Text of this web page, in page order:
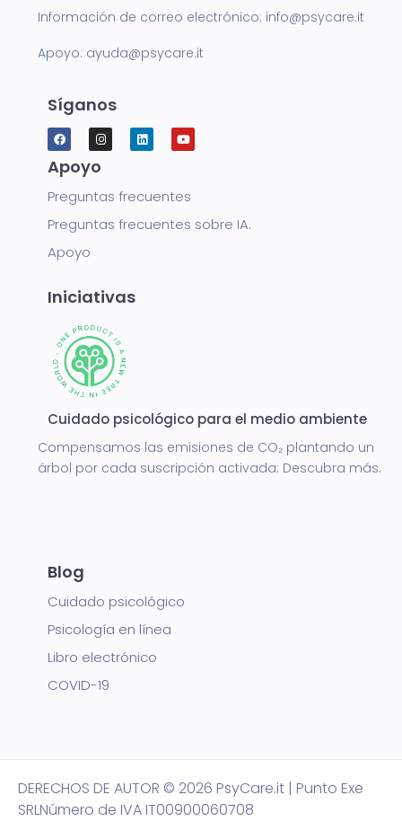
Información de correo electrónico: info@psycare.it
Apoyo: ayuda@psycare.it
Síganos
Apoyo
Preguntas frecuentes
Preguntas frecuentes sobre IA.
Apoyo
Iniciativas
Cuidado psicológico para el medio ambiente
Compensamos las emisiones de CO₂ plantando un
árbol por cada suscripción activada: Descubra más.
Blog
Cuidado psicológico
Psicología en línea
Libro electrónico
COVID-19
DERECHOS DE AUTOR © 2026 PsyCare.it | Punto Exe
SRLNúmero de IVA IT00900060708